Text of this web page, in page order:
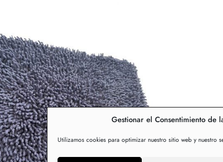
Gestionar el Consentimiento de
Utilizamos cookies para optimizar nuestro sitio web y nuestro